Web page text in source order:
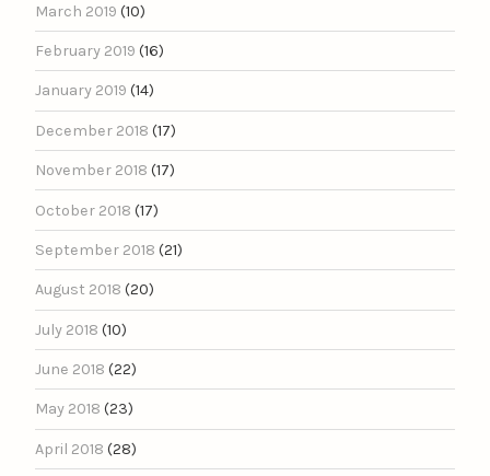
March 2019 (10)
February 2019 (16)
January 2019 (14)
December 2018 (17)
November 2018 (17)
October 2018 (17)
September 2018 (21)
August 2018 (20)
July 2018 (10)
June 2018 (22)
May 2018 (23)
April 2018 (28)